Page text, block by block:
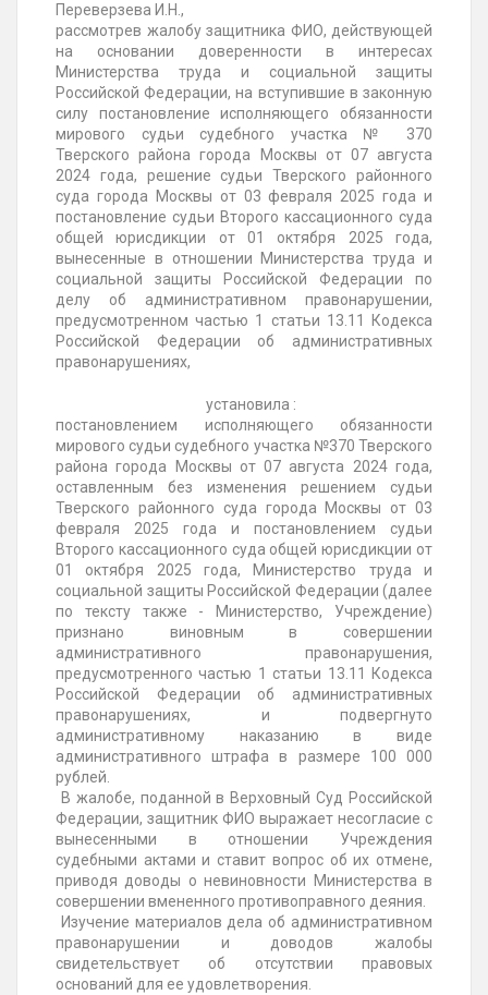
Переверзева И.Н.,
рассмотрев жалобу защитника ФИО, действующей
на основании доверенности в интересах
Министерства труда и социальной защиты
Российской Федерации, на вступившие в законную
силу постановление исполняющего обязанности
мирового судьи судебного участка № 370
Тверского района города Москвы от 07 августа
2024 года, решение судьи Тверского районного
суда города Москвы от 03 февраля 2025 года и
постановление судьи Второго кассационного суда
общей юрисдикции от 01 октября 2025 года,
вынесенные в отношении Министерства труда и
социальной защиты Российской Федерации по
делу об административном правонарушении,
предусмотренном частью 1 статьи 13.11 Кодекса
Российской Федерации об административных
правонарушениях,
установила :
постановлением исполняющего обязанности
мирового судьи судебного участка №370 Тверского
района города Москвы от 07 августа 2024 года,
оставленным без изменения решением судьи
Тверского районного суда города Москвы от 03
февраля 2025 года и постановлением судьи
Второго кассационного суда общей юрисдикции от
01 октября 2025 года, Министерство труда и
социальной защиты Российской Федерации (далее
по тексту также - Министерство, Учреждение)
признано виновным в совершении
административного правонарушения,
предусмотренного частью 1 статьи 13.11 Кодекса
Российской Федерации об административных
правонарушениях, и подвергнуто
административному наказанию в виде
административного штрафа в размере 100 000
рублей.
В жалобе, поданной в Верховный Суд Российской
Федерации, защитник ФИО выражает несогласие с
вынесенными в отношении Учреждения
судебными актами и ставит вопрос об их отмене,
приводя доводы о невиновности Министерства в
совершении вмененного противоправного деяния.
Изучение материалов дела об административном
правонарушении и доводов жалобы
свидетельствует об отсутствии правовых
оснований для ее удовлетворения.